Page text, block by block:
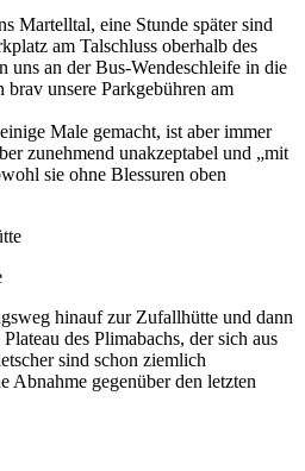
Martelltal, eine Stunde später sind
am Talschluss oberhalb des
uns an der Bus-Wendeschleife in die
unsere Parkgebühren am
Male gemacht, ist aber immer
zunehmend unakzeptabel und „mit
sie ohne Blessuren oben
hinauf zur Zufallhütte und dann
des Plimabachs, der sich aus
sind schon ziemlich
Abnahme gegenüber den letzten